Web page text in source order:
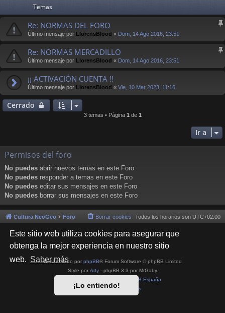
Este sitio web utiliza cookies para asegurar que
obtenga la mejor experiencia en nuestro sitio
web. Saber más
¡Lo entiendo!
Temas
Re: NORMAS DEL FORO
Último mensaje por LlorensBlood « Dom, 14 Ago 2016, 23:51
Re: NORMAS MERCADILLO
Último mensaje por LlorensBlood « Dom, 14 Ago 2016, 23:51
¡¡ ACTIVACIÓN CUENTA !!
Último mensaje por LlorensBlood « Vie, 10 Mar 2023, 11:16
Cerrado
3 temas • Página 1de 1
Ir a
Permisos del foro
No puedes abrir nuevos temas en este Foro
No puedes responder a temas en este Foro
No puedes editar sus mensajes en este Foro
No puedes borrar sus mensajes en este Foro
Cultura NeoGeo Foro Todos los horarios son UTC+02:00
Borrar cookies
Desarrollado por phpBB® Forum Software © phpBB Limited
Style por Arty - phpBB 3.3 por MrGaby
phpBB España
Privacidad|Condiciones